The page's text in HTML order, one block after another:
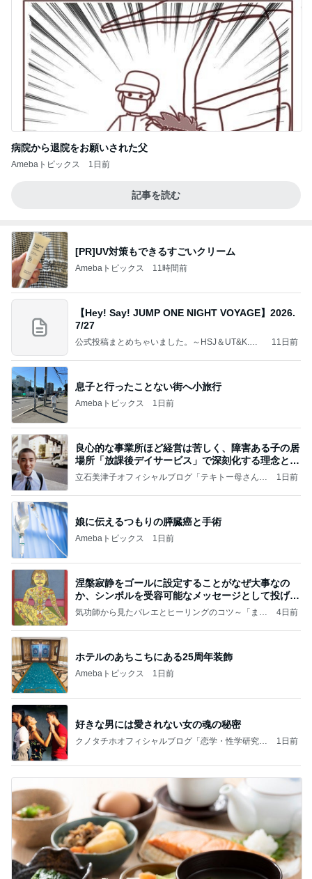
病院から退院をお願いされた父
Amebaトピックス 1日前
記事を読む
[PR]UV対策もできるすごいクリーム
Amebaトピックス 11時間前
【Hey! Say! JUMP ONE NIGHT VOYAGE】2026.
7/27
公式投稿まとめちゃいました。～HSJ＆UT&K.O.
11日前
息子と行ったことない街へ小旅行
Amebaトピックス 1日前
良心的な事業所ほど経営は苦しく、障害ある子の居
場所「放課後デイサービス」で深刻化する理念と現
実の
立石美津子オフィシャルブログ「テキトー母さんの
1日前
娘に伝えるつもりの膵臓癌と手術
Amebaトピックス 1日前
涅槃寂静をゴールに設定することがなぜ大事なの
か、シンボルを受容可能なメッセージとして投げる
ことが
気功師から見たバレエとヒーリングのコツ～「まと
4日前
ホテルのあちこちにある25周年装飾
Amebaトピックス 1日前
好きな男には愛されない女の魂の秘密
クノタチホオフィシャルブログ「恋学・性学研究
1日前